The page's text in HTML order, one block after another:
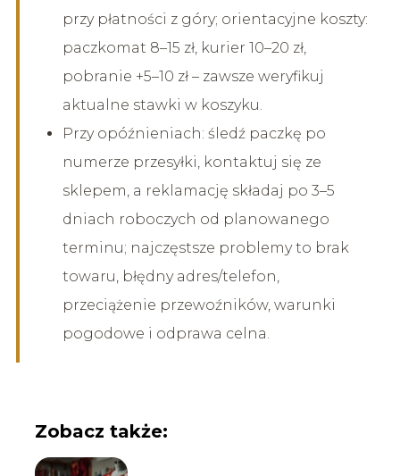
przy płatności z góry; orientacyjne koszty:
paczkomat 8–15 zł, kurier 10–20 zł,
pobranie +5–10 zł – zawsze weryfikuj
aktualne stawki w koszyku.
Przy opóźnieniach: śledź paczkę po
numerze przesyłki, kontaktuj się ze
sklepem, a reklamację składaj po 3–5
dniach roboczych od planowanego
terminu; najczęstsze problemy to brak
towaru, błędny adres/telefon,
przeciążenie przewoźników, warunki
pogodowe i odprawa celna.
Zobacz także: